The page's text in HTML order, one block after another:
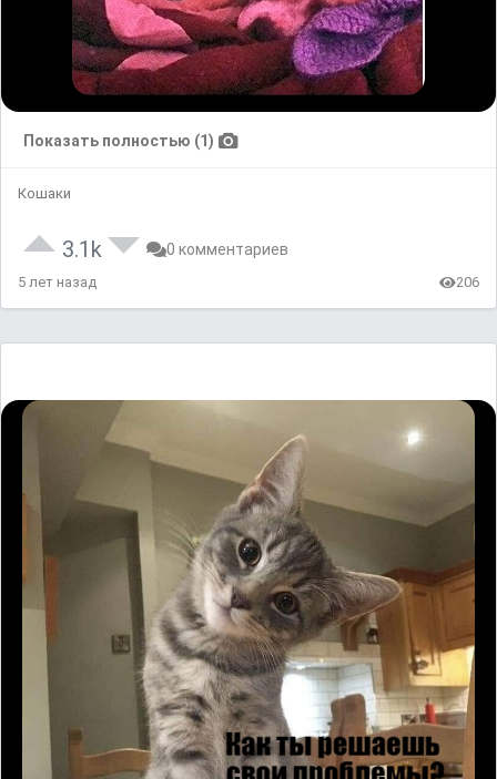
Показать полностью (1)
Кошаки
3.1k 0 комментариев
5 лет назад 206